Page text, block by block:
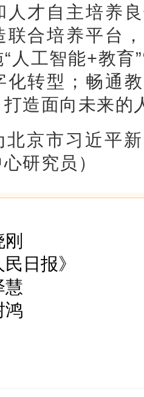
人才自主培养
联合培养平台
人工智能+教育
化转型；畅通
造面向未来的
北京市习近平
研究员）
日报》
慧
鸿